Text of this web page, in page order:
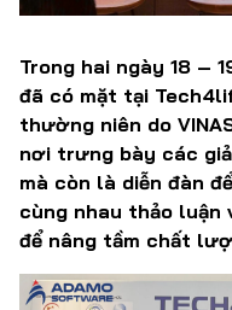
Trong hai ngày 18 –
đã có mặt tại
thường niên do
nơi trưng bày các
mà còn là diễn đàn
cùng nhau thảo luận
để nâng tầm chất